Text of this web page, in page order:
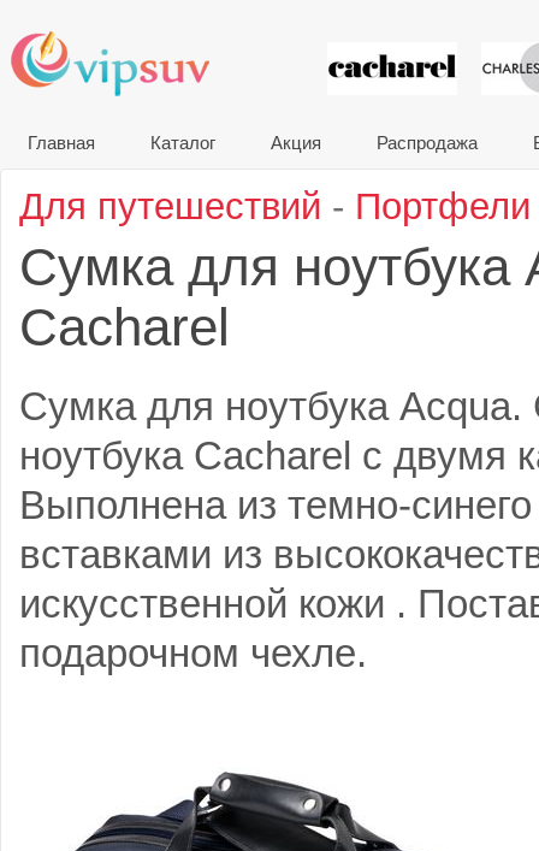
VIP
Главная Каталог Акция Распродажа
Для путешествий - Портфели
Сумка для ноутбука
Cacharel
Сумка для ноутбука
ноутбука Cacharel с двумя
Выполнена из темно-
вставками из
искусственной кожи .
подарочном чехле.